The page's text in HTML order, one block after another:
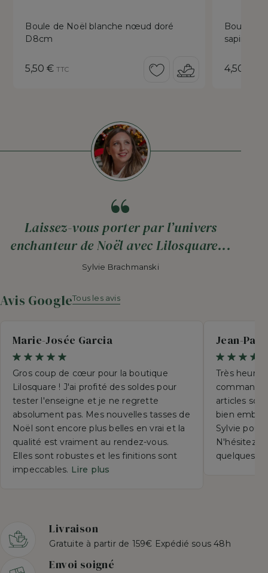
Boule de Noël blanche nœud doré
D8cm
Prix
5,50 € TTC
Boule de
sapin
Prix
4,50 €
Laissez-vous porter par l’univers
enchanteur de Noël avec Lilosquare...
Sylvie Brachmanski
Avis GoogleTous les avis
Marie-Josée Garcia
Gros coup de cœur pour la boutique
Lilosquare ! J'ai profité des soldes pour
tester l'enseigne et je ne regrette
absolument pas. Mes nouvelles tasses de
Noël sont encore plus belles en vrai et la
qualité est vraiment au rendez-vous.
Elles sont robustes et les finitions sont
impeccables. Lire plus
Jean-
Très
commande
articles
bien
Sylvie pour
N'hésitez
quelques
Livraison
Gratuite à partir de 159€ Expédié sous 48h
Envoi soigné